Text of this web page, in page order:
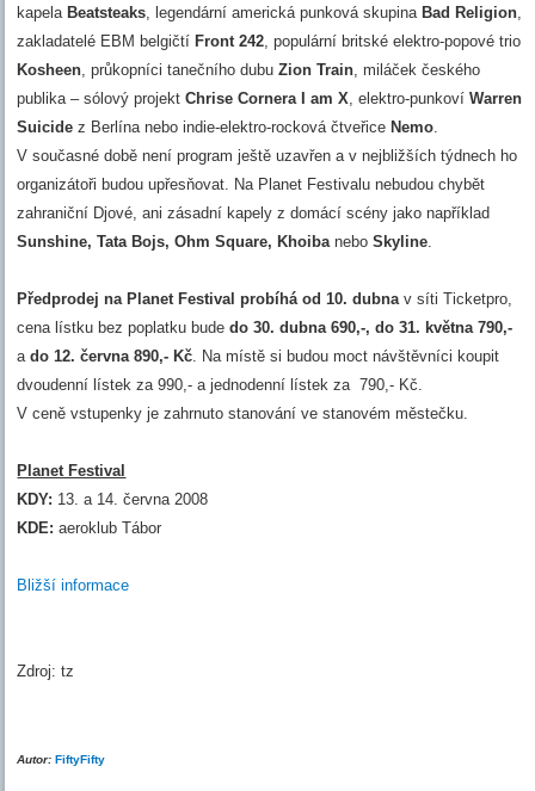
kapela Beatsteaks, legendární americká punková skupina Bad Religion,
zakladatelé EBM belgičtí Front 242, populární britské elektro-popové trio
Kosheen, průkopníci tanečního dubuZion Train, miláček českého
publika – sólový projektChrise Cornera I am X, elektro-punkovíWarren
Suicide z Berlína nebo indie-elektro-rocková čtveřice Nemo.
V současné době není program ještě uzavřen a v nejbližších týdnech ho
organizátoři budou upřesňovat. Na Planet Festivalu nebudou chybět
zahraniční Djové, ani zásadní kapely z domácí scény jako například
Sunshine, Tata Bojs, Ohm Square, Khoibanebo Skyline.
Předprodej na Planet Festival probíhá od 10. dubnav síti Ticketpro,
cena lístku bez poplatku budedo 30. dubna 690,-, do 31. května 790,-
ado 12. června 890,- Kč. Na místě si budou moct návštěvníci koupit
dvoudenní lístek za 990,- a jednodenní lístek za 790,- Kč.
V ceně vstupenky je zahrnuto stanování ve stanovém městečku.
Planet Festival
KDY: 13. a 14. června 2008
KDE: aeroklub Tábor
Bližší informace
Zdroj: tz
Autor:FiftyFifty